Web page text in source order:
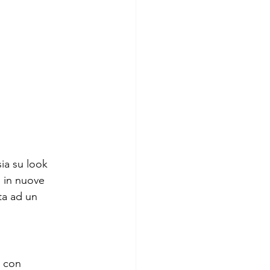
su look
nuove
ad un
con